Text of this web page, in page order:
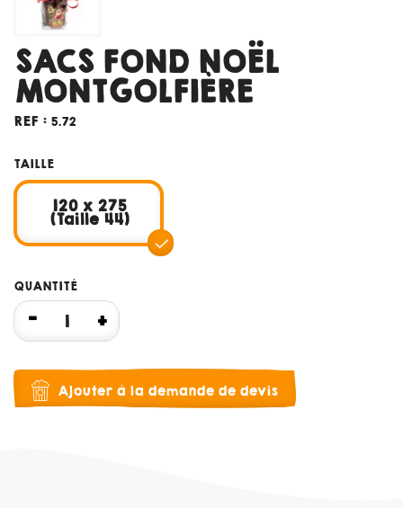
SACS FOND NOËL
MONTGOLFIÈRE
REF : 5.72
TAILLE
120 x 275
(Taille 44)
QUANTITÉ
Ajouter à la demande de devis